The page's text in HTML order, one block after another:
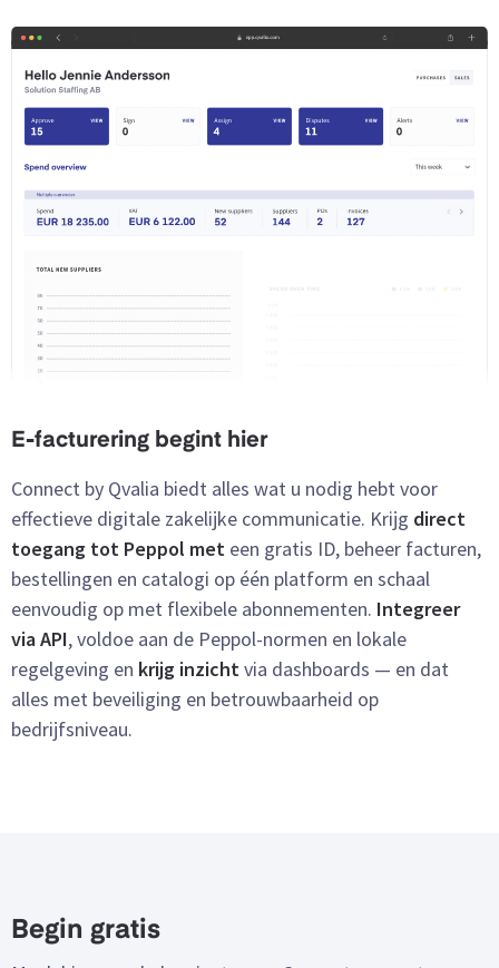
E-facturering begint hier
Connect by Qvalia biedt alles wat u nodig hebt voor
effectieve digitale zakelijke communicatie. Krijg direct
toegang tot Peppol met een gratis ID, beheer facturen,
bestellingen en catalogi op één platform en schaal
eenvoudig op met flexibele abonnementen. Integreer
via API, voldoe aan de Peppol-normen en lokale
regelgeving en krijg inzichtvia dashboards — en dat
alles met beveiliging en betrouwbaarheid op
bedrijfsniveau.
Begin gratis